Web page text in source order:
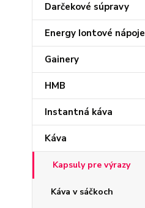
Darčekové súpravy
Energy Iontové nápoje
Gainery
HMB
Instantná káva
Káva
Kapsuly pre výrazy
Káva v sáčkoch